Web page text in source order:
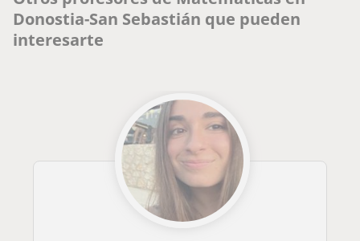
Donostia-San Sebastián que pueden
interesarte